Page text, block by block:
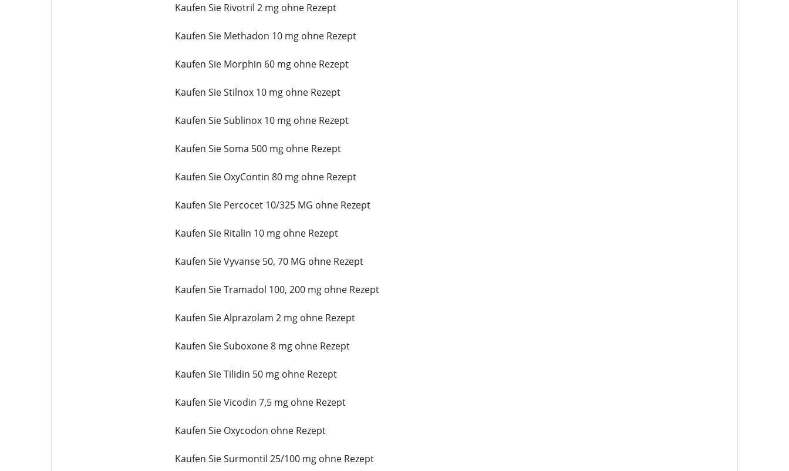
Kaufen Sie Rivotril 2 mg ohne Rezept
Kaufen Sie Methadon 10 mg ohne Rezept
Kaufen Sie Morphin 60 mg ohne Rezept
Kaufen Sie Stilnox 10 mg ohne Rezept
Kaufen Sie Sublinox 10 mg ohne Rezept
Kaufen Sie Soma 500 mg ohne Rezept
Kaufen Sie OxyContin 80 mg ohne Rezept
Kaufen Sie Percocet 10/325 MG ohne Rezept
Kaufen Sie Ritalin 10 mg ohne Rezept
Kaufen Sie Vyvanse 50, 70 MG ohne Rezept
Kaufen Sie Tramadol 100, 200 mg ohne Rezept
Kaufen Sie Alprazolam 2 mg ohne Rezept
Kaufen Sie Suboxone 8 mg ohne Rezept
Kaufen Sie Tilidin 50 mg ohne Rezept
Kaufen Sie Vicodin 7,5 mg ohne Rezept
Kaufen Sie Oxycodon ohne Rezept
Kaufen Sie Surmontil 25/100 mg ohne Rezept